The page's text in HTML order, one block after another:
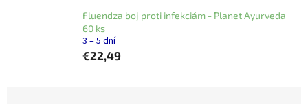
Fluendza boj proti infekciám - Planet Ayurveda
60 ks
3 – 5 dní
€22,49